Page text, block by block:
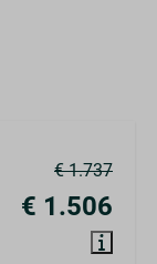
€ 1.737
€ 1.506